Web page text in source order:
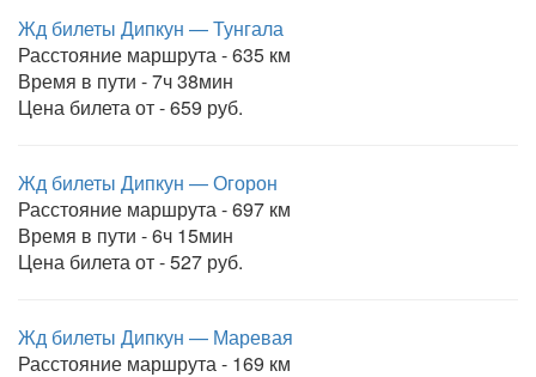
Жд билеты Дипкун — Тунгала
Расстояние маршрута - 635 км
Время в пути - 7ч 38мин
Цена билета от - 659 руб.
Жд билеты Дипкун — Огорон
Расстояние маршрута - 697 км
Время в пути - 6ч 15мин
Цена билета от - 527 руб.
Жд билеты Дипкун — Маревая
Расстояние маршрута - 169 км